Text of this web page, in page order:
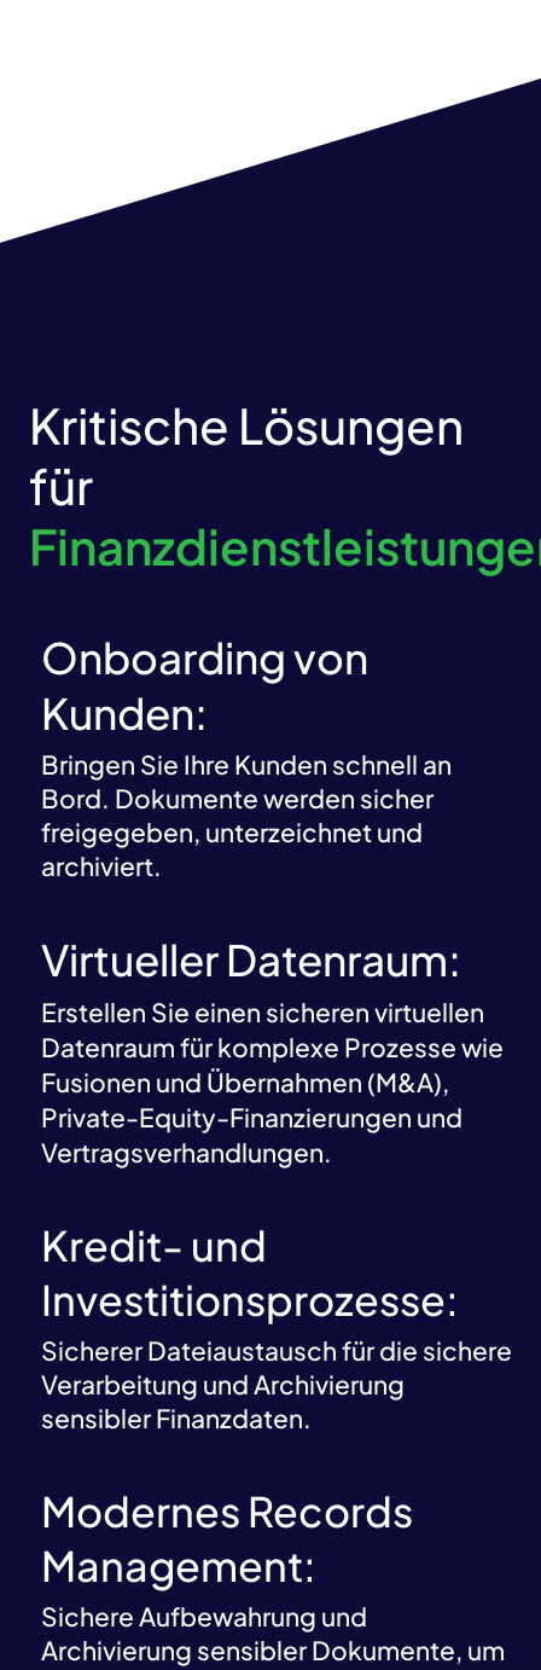
Kritische Lösungen
für
Onboarding von
Kunden:
Bringen Sie Ihre Kunden schnell an
Bord. Dokumente werden sicher
freigegeben, unterzeichnet und
archiviert.
Virtueller Datenraum:
Erstellen Sie einen sicheren virtuellen
Datenraum für komplexe Prozesse wie
Fusionen und Übernahmen (M&A),
Private-Equity-Finanzierungen und
Vertragsverhandlungen.
Kredit- und
Investitionsprozesse:
Sicherer Dateiaustausch für die sichere
Verarbeitung und Archivierung
sensibler Finanzdaten.
Modernes Records
Management:
Sichere Aufbewahrung und
Archivierung sensibler Dokumente, um